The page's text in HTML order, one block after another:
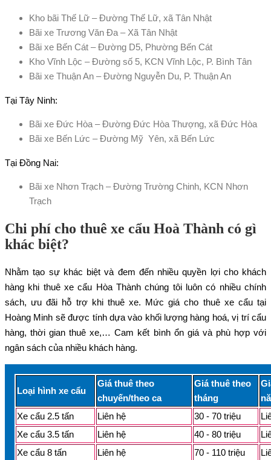
Kho bãi Thế Lữ – Đường Thế Lữ, xã Tân Nhật
Bãi xe Trương Văn Đa – Xã Tân Nhật
Bãi xe Bến Cát – Đường D5, Phường Bến Cát
Kho Vĩnh Lộc – Đường số 5, KCN Vĩnh Lộc, P. Bình Tân
Bãi xe Thuận An – Đường Nguyễn Du, P. Thuận An
Tại Tây Ninh:
Bãi xe Đức Hòa – Đường Đức Hòa Thượng, xã Đức Hòa
Bãi xe Bến Lức – Đường Mỹ Yên, xã Bến Lức
Tại Đồng Nai:
Bãi xe Nhơn Trạch – Đường Trường Chinh, KCN Nhơn
Trạch
Chi phí cho thuê xe cẩu Hoà Thành có gì
khác biệt?
Nhằm tạo sự khác biệt và đem đến nhiều quyền lợi cho khách
hàng khi thuê xe cẩu Hòa Thành chúng tôi luôn có nhiều chính
sách, ưu đãi hỗ trợ khi thuê xe. Mức giá cho thuê xe cẩu tại
Hoàng Minh sẽ được tính dựa vào khối lượng hàng hoá, vị trí cẩu
hàng, thời gian thuê xe,… Cam kết bình ổn giá và phù hợp với
ngân sách của nhiều khách hàng.
Loại hình xe cẩu
Giá thuê theo
chuyến/theo ca
Giá thuê theo
tháng
Xe cẩu 2.5 tấn
Liên hệ 30 - 70 triệu
Xe cẩu 3.5 tấn
Liên hệ 40 - 80 triệu
Xe cẩu 8 tấn
Liên hệ 70 - 110 triệu